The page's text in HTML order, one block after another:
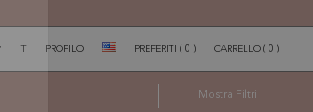
IT PROFILO PREFERITI (0 ) CARRELLO (0 )
Mostra Filtri